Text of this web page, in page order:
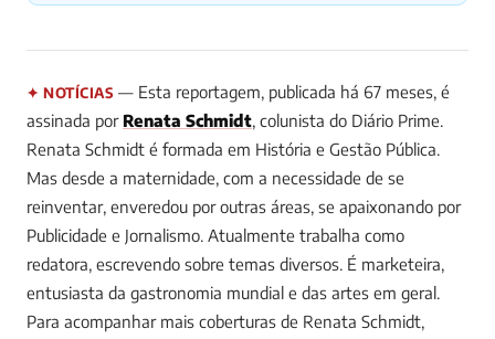
✦ NOTÍCIAS — Esta reportagem, publicada há 67 meses, é
assinada por Renata Schmidt, colunista do Diário Prime.
Renata Schmidt é formada em História e Gestão Pública.
Mas desde a maternidade, com a necessidade de se
reinventar, enveredou por outras áreas, se apaixonando por
Publicidade e Jornalismo. Atualmente trabalha como
redatora, escrevendo sobre temas diversos. É marketeira,
entusiasta da gastronomia mundial e das artes em geral.
Para acompanhar mais coberturas de Renata Schmidt,